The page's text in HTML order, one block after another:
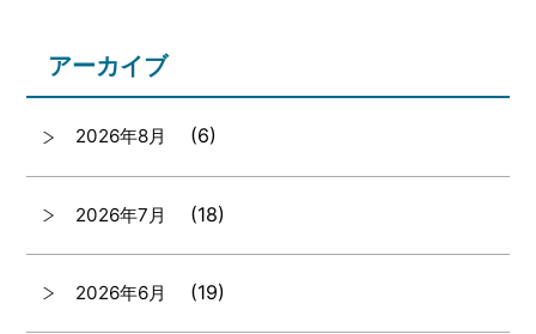
アーカイブ
2026年8月 (6)
2026年7月 (18)
2026年6月 (19)